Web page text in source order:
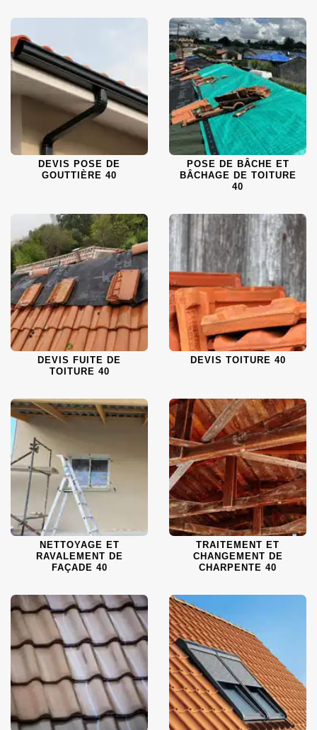
DEVIS POSE DE
GOUTTIÈRE 40
POSE DE BÂCHE ET
BÂCHAGE DE TOITURE
40
DEVIS FUITE DE
TOITURE 40
DEVIS TOITURE 40
NETTOYAGE ET
RAVALEMENT DE
FAÇADE 40
TRAITEMENT ET
CHANGEMENT DE
CHARPENTE 40